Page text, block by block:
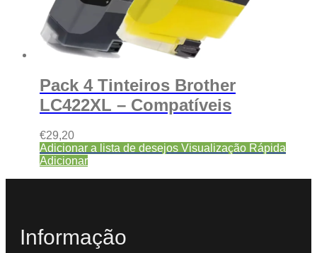
Pack 4 Tinteiros Brother
LC422XL – Compatíveis
€29,20
Adicionar a lista de desejos Visualização Rápida
Adicionar
Informação